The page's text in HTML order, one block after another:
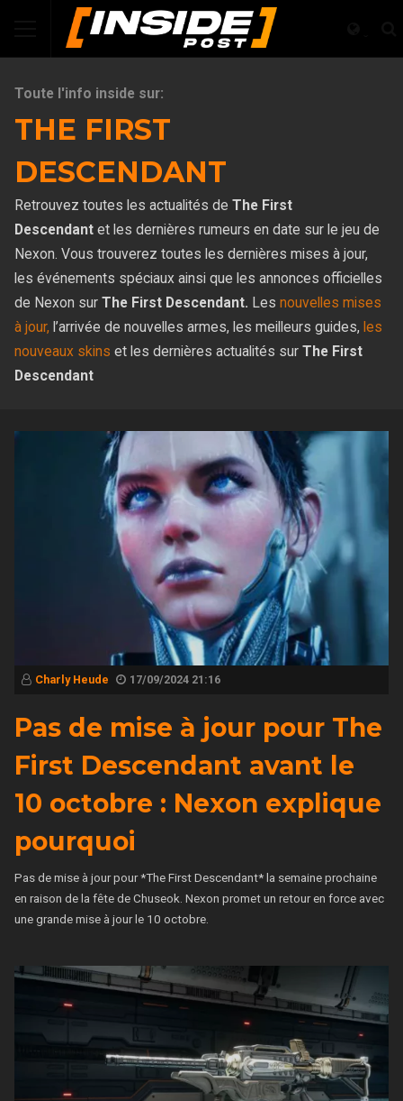
Toute l'info inside sur:
THE FIRST
DESCENDANT
Retrouvez toutes les actualités de The First
Descendant et les dernières rumeurs en date sur le jeu de
Nexon. Vous trouverez toutes les dernières mises à jour,
les événements spéciaux ainsi que les annonces officielles
de Nexon sur The First Descendant. Les nouvelles mises
à jour, l’arrivée de nouvelles armes, les meilleurs guides, les
nouveaux skins et les dernières actualités sur The First
Descendant
Charly Heude 17/09/2024 21:16
Pas de mise à jour pour The
First Descendant avant le
10 octobre : Nexon explique
pourquoi
Pas de mise à jour pour *The First Descendant* la semaine prochaine
en raison de la fête de Chuseok. Nexon promet un retour en force avec
une grande mise à jour le 10 octobre.